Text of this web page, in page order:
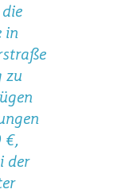
in
zu
€,
der